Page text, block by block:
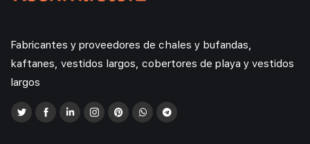
Fabricantes y proveedores de chales y bufandas,
kaftanes, vestidos largos, cobertores de playa y vestidos
largos